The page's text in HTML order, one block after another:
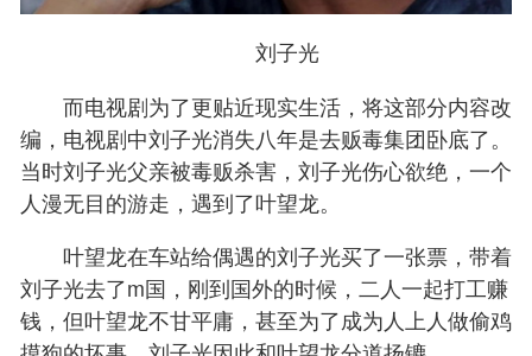
刘子光
而电视剧为了更贴近现实生活，将这部分内容改
编，电视剧中刘子光消失八年是去贩毒集团卧底了。
当时刘子光父亲被毒贩杀害，刘子光伤心欲绝，一个
人漫无目的游走，遇到了叶望龙。
叶望龙在车站给偶遇的刘子光买了一张票，带着
刘子光去了m国，刚到国外的时候，二人一起打工赚
钱，但叶望龙不甘平庸，甚至为了成为人上人做偷鸡